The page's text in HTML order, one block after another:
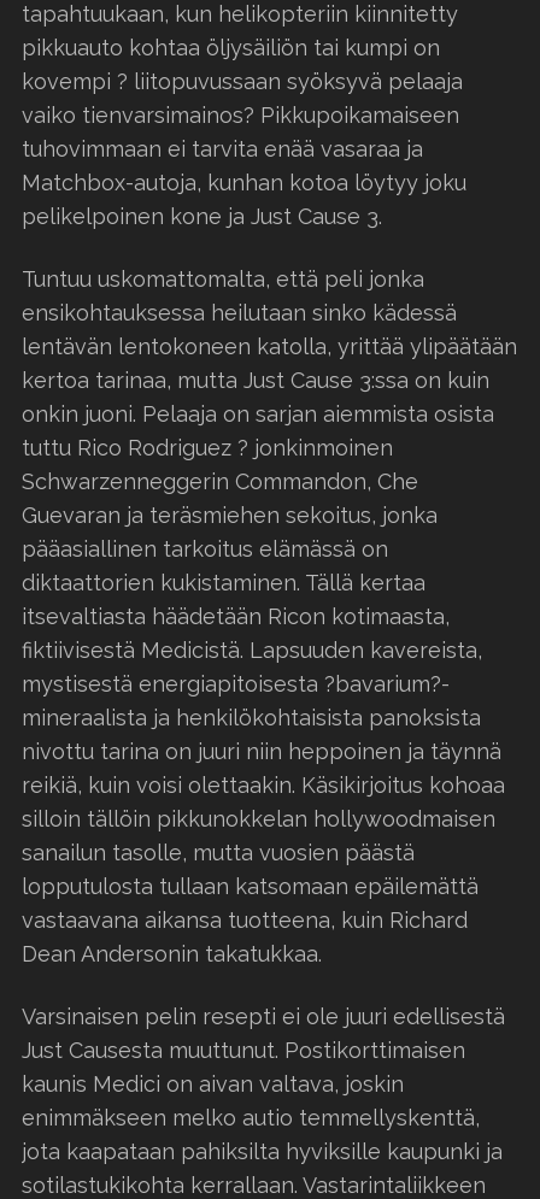
tapahtuukaan, kun helikopteriin kiinnitetty
pikkuauto kohtaa öljysäiliön tai kumpi on
kovempi ? liitopuvussaan syöksyvä pelaaja
vaiko tienvarsimainos? Pikkupoikamaiseen
tuhovimmaan ei tarvita enää vasaraa ja
Matchbox-autoja, kunhan kotoa löytyy joku
pelikelpoinen kone ja Just Cause 3.
Tuntuu uskomattomalta, että peli jonka
ensikohtauksessa heilutaan sinko kädessä
lentävän lentokoneen katolla, yrittää ylipäätään
kertoa tarinaa, mutta Just Cause 3:ssa on kuin
onkin juoni. Pelaaja on sarjan aiemmista osista
tuttu Rico Rodriguez ? jonkinmoinen
Schwarzenneggerin Commandon, Che
Guevaran ja teräsmiehen sekoitus, jonka
pääasiallinen tarkoitus elämässä on
diktaattorien kukistaminen. Tällä kertaa
itsevaltiasta häädetään Ricon kotimaasta,
fiktiivisestä Medicistä. Lapsuuden kavereista,
mystisestä energiapitoisesta ?bavarium?-
mineraalista ja henkilökohtaisista panoksista
nivottu tarina on juuri niin heppoinen ja täynnä
reikiä, kuin voisi olettaakin. Käsikirjoitus kohoaa
silloin tällöin pikkunokkelan hollywoodmaisen
sanailun tasolle, mutta vuosien päästä
lopputulosta tullaan katsomaan epäilemättä
vastaavana aikansa tuotteena, kuin Richard
Dean Andersonin takatukkaa.
Varsinaisen pelin resepti ei ole juuri edellisestä
Just Causesta muuttunut. Postikorttimaisen
kaunis Medici on aivan valtava, joskin
enimmäkseen melko autio temmellyskenttä,
jota kaapataan pahiksilta hyviksille kaupunki ja
sotilastukikohta kerrallaan. Vastarintaliikkeen